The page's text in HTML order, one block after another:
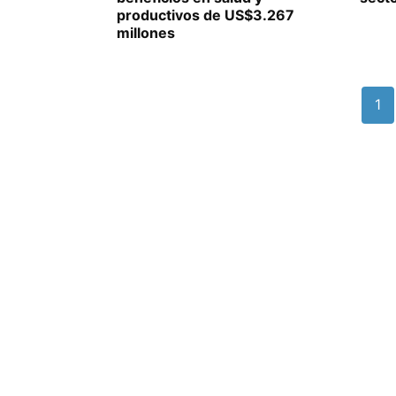
productivos de US$3.267
millones
1